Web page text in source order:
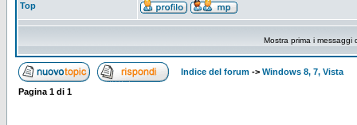
Top
Mostra prima i messaggi
Indice del forum -> Windows 8, 7, Vista
Pagina 1 di 1